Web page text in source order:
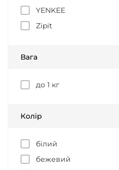
YENKEE
Zipit
Вага
до 1 кг
Колір
білий
бежевий